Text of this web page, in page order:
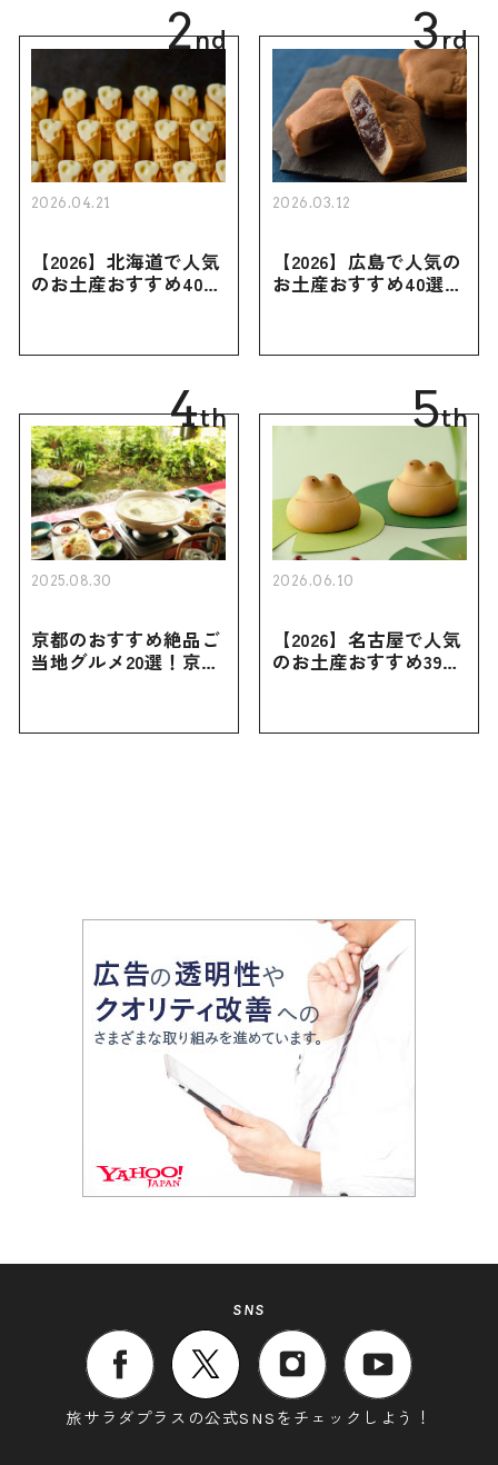
2nd
2026.04.21
【2026】北海道で人気
のお土産おすすめ40選
買えない限定品、女性
3rd
2026.03.12
【2026】広島で人気の
お土産おすすめ40選｜
き用、女性向けまで幅
4th
2025.08.30
京都のおすすめ絶品ご
当地グルメ20選！京都
5th
2026.06.10
【2026】名古屋で人気
のお土産おすすめ39選
お土産・ばらまき用ま
SNS
旅サラダプラスの公式SNSをチェックしよう！